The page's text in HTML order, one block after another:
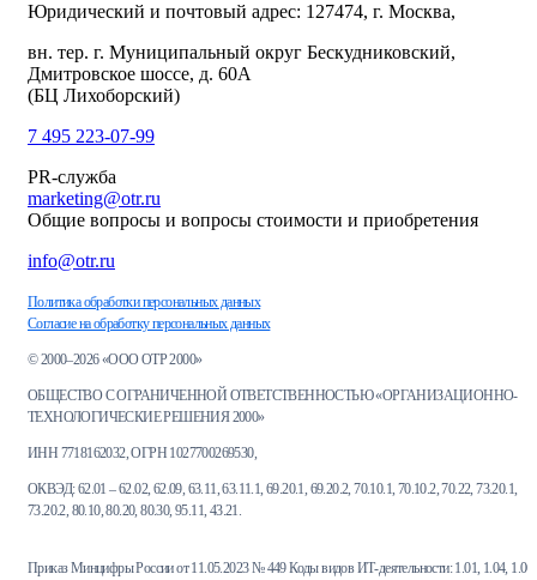
Юридический и почтовый адрес: 127474, г. Москва,
вн. тер. г. Муниципальный округ Бескудниковский,
Дмитровское шоссе, д. 60А
(БЦ Лихоборский)
7 495 223-07-99
PR-служба
marketing@otr.ru
Общие вопросы и вопросы стоимости и приобретения
info@otr.ru
Политика обработки персональных данных
Согласие на обработку персональных данных
© 2000–2026 «ООО ОТР 2000»
ОБЩЕСТВО С ОГРАНИЧЕННОЙ ОТВЕТСТВЕННОСТЬЮ «ОРГАНИЗАЦИОННО-
ТЕХНОЛОГИЧЕСКИЕ РЕШЕНИЯ 2000»
ИНН 7718162032, ОГРН 1027700269530,
ОКВЭД: 62.01 – 62.02, 62.09, 63.11, 63.11.1, 69.20.1, 69.20.2, 70.10.1, 70.10.2, 70.22, 73.20.1,
73.20.2, 80.10, 80.20, 80.30, 95.11, 43.21.
Приказ Минцифры России от 11.05.2023 № 449 Коды видов ИТ-деятельности: 1.01, 1.04, 1.06,